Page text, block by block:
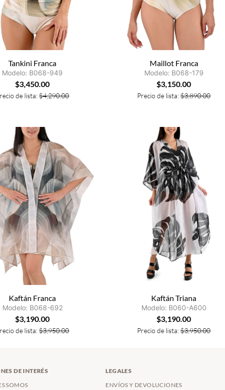
Tankini Franca
Modelo: B068-949
$3,450.00
de lista:$4,290.00
Maillot Franca
Modelo: B068-179
$3,150.00
Precio de lista:$3,890.00
Kaftán Franca
Modelo: B068-692
$3,190.00
de lista:$3,950.00
Kaftán Triana
Modelo: B060-A600
$3,190.00
Precio de lista:$3,950.00
DE INTERÉS
SOMOS
LEGALES
ENVÍOS Y DEVOLUCIONES